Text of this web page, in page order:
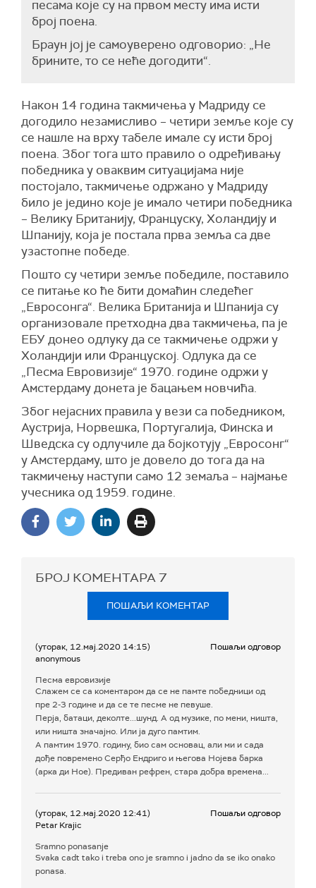
песама које су на првом месту има исти
број поена.
Браун јој је самоуверено одговорио: „Не
брините, то се неће догодити“.
Након 14 година такмичења у Мадриду се
догодило незамисливо – четири земље које су
се нашле на врху табеле имале су исти број
поена. Због тога што правило о одређивању
победника у оваквим ситуацијама није
постојало, такмичење одржано у Мадриду
било је једино које је имало четири победника
– Велику Британију, Француску, Холандију и
Шпанију, која је постала прва земља са две
узастопне победе.
Пошто су четири земље победиле, поставило
се питање ко ће бити домаћин следећег
„Евросонга“. Велика Британија и Шпанија су
организовале претходна два такмичења, па је
ЕБУ донео одлуку да се такмичење одржи у
Холандији или Француској. Одлука да се
„Песма Евровизије“ 1970. године одржи у
Амстердаму донета је бацањем новчића.
Због нејасних правила у вези са победником,
Аустрија, Норвешка, Португалија, Финска и
Шведска су одлучиле да бојкотују „Евросонг“
у Амстердаму, што је довело до тога да на
такмичењу наступи само 12 земаља – најмање
учесника од 1959. године.
БРОЈ КОМЕНТАРА7
ПОШАЉИ КОМЕНТАР
(уторак, 12.мај.2020 14:15)
anonymous
Пошаљи одговор
Песма евровизије
Слажем се са коментаром да се не памте победници од
пре 2-3 године и да се те песме не певуше.
Перја, батаци, деколте...шунд. А од музике, по мени, ништа,
или ништа значајно. Или ја дуго памтим.
А памтим 1970. годину, био сам основац, али ми и сада
дође повремено Серђо Ендриго и његова Нојева барка
(арка ди Ное). Предиван рефрен, стара добра времена...
(уторак, 12.мај.2020 12:41)
Petar Krajic
Пошаљи одговор
Sramno ponasanje
Svaka cadt tako i treba ono je sramno i jadno da se iko onako
ponasa.